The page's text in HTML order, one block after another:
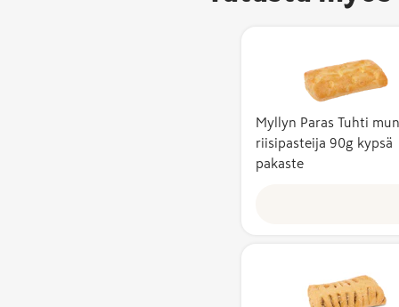
Myllyn Paras Tuhti
riisipasteija 90g kypsä
pakaste